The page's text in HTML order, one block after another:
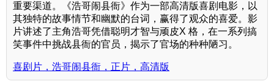
重要渠道。《浩哥闹县衙》作为一部高清版喜剧电影，以
其独特的故事情节和幽默的台词，赢得了观众的喜爱。影
片讲述了主角浩哥凭借聪明才智与顽皮X 格，在一系列搞
笑事件中挑战县衙的官员，揭示了官场的种种陋习。
喜剧片，浩哥闹县衙，正片，高清版